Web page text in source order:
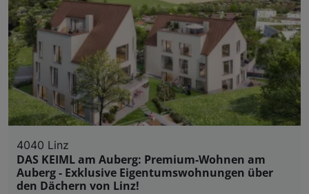
4040 Linz
DAS KEIML am Auberg: Premium-Wohnen am
Auberg - Exklusive Eigentumswohnungen über
den Dächern von Linz!